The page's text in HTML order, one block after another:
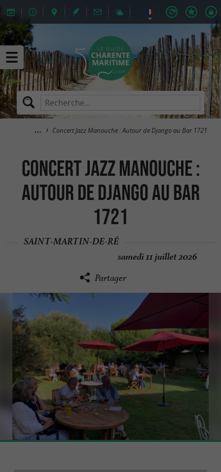
Concert Jazz Manouche : Autour de Django au Bar 1721
Concert Jazz Manouche :
Autour de Django au Bar
1721
SAINT-MARTIN-DE-RÉ
samedi 11 juillet 2026
Partager